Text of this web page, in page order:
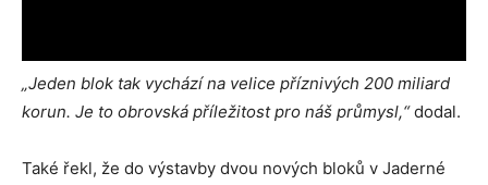
„Jeden blok tak vychází na velice příznivých 200 miliard
korun. Je to obrovská příležitost pro náš průmysl,“dodal.
Také řekl, že do výstavby dvou nových bloků v Jaderné